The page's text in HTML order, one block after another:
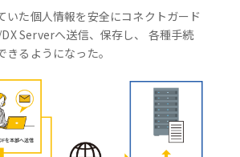
いた個人情報を安全にコネクトガード
Serverへ送信、保存し、 各種手続
きるようになった。